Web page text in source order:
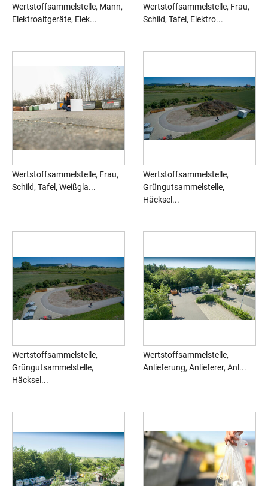
Wertstoffsammelstelle, Mann,
Elektroaltgeräte, Elek...
Wertstoffsammelstelle, Frau,
Schild, Tafel, Elektro...
Wertstoffsammelstelle, Frau,
Schild, Tafel, Weißgla...
Wertstoffsammelstelle,
Grüngutsammelstelle,
Häcksel...
Wertstoffsammelstelle,
Grüngutsammelstelle,
Häcksel...
Wertstoffsammelstelle,
Anlieferung, Anlieferer, Anl...